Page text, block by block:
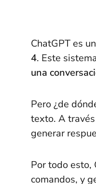
ChatGPT es un
4. Este
una
Pero ¿de
texto. A
generar
Por todo esto,
comandos, y